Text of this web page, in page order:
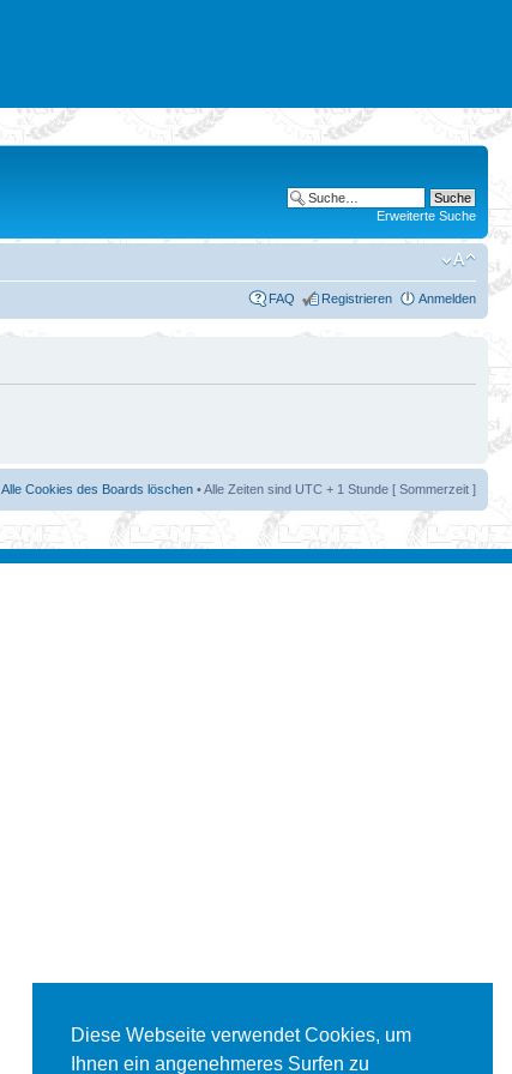
Diese Webseite verwendet Cookies, um
Ihnen ein angenehmeres Surfen zu
Erweiterte Suche
FAQ Registrieren Anmelden
Alle Cookies des Boards löschen • Alle Zeiten sind UTC + 1 Stunde [ Sommerzeit ]